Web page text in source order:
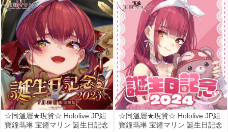
☆同溫層★現貨☆ Hololive JP組
寶鐘瑪琳 宝鐘マリン 誕生日記念
☆同溫層★現貨☆ Hololive JP組
寶鐘瑪琳 宝鐘マリン 誕生日記念